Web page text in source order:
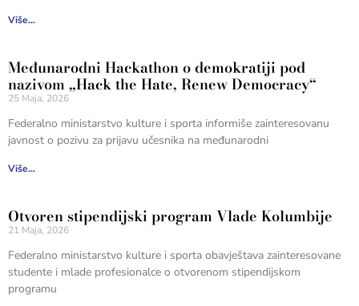
Više...
Međunarodni Hackathon o demokratiji pod
nazivom „Hack the Hate, Renew Democracy“
25 Maja, 2026
Federalno ministarstvo kulture i sporta informiše zainteresovanu
javnost o pozivu za prijavu učesnika na međunarodni
Više...
Otvoren stipendijski program Vlade Kolumbije
21 Maja, 2026
Federalno ministarstvo kulture i sporta obavještava zainteresovane
studente i mlade profesionalce o otvorenom stipendijskom
programu